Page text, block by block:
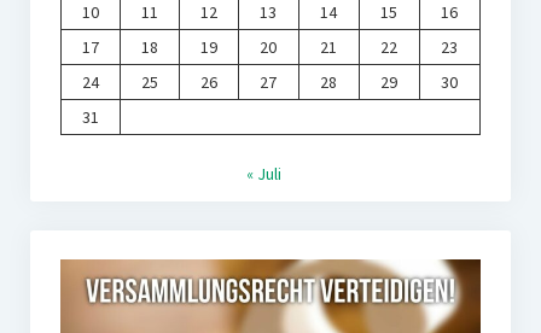
10
11 12 13 14 15
16
17
18 19 20 21 22
23
24
25 26 27 28 29
30
31
« Juli